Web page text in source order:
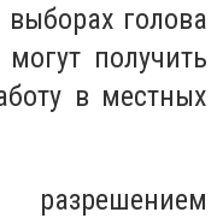
голова
получить
в местных